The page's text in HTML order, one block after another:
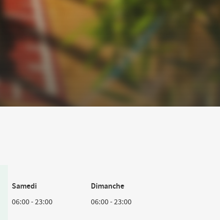
Samedi
06:00-23:00
Dimanche
06:00-23:00